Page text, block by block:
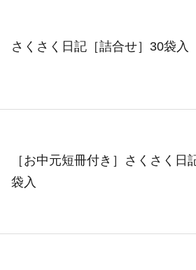
さくさく日記［詰合せ］30袋入
［お中元短冊付き］さくさく日
袋入